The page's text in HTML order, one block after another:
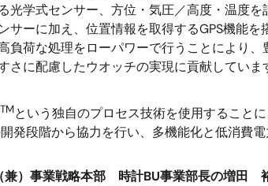
光学式センサー、方位・気圧／高度・温度
サーに加え、位置情報を取得するGPS機能
負荷な処理をローパワーで行うことにより
さに配慮したウオッチの実現に貢献していま
TMという独自のプロセス技術を使用すること
段階から協力を行い、多機能化と低消費電
）事業戦略本部 時計BU事業部長の増田 裕